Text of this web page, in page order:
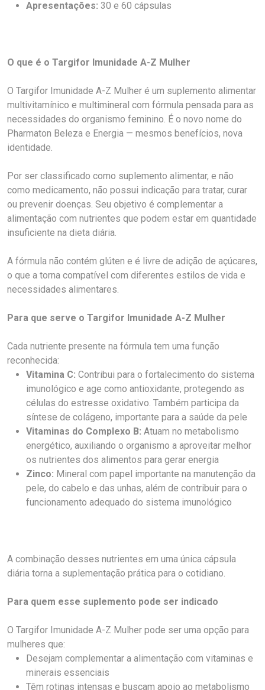
Apresentações: 30 e 60 cápsulas
O que é o Targifor Imunidade A-Z Mulher
O Targifor Imunidade A-Z Mulher é um suplemento alimentar
multivitamínico e multimineral com fórmula pensada para as
necessidades do organismo feminino. É o novo nome do
Pharmaton Beleza e Energia — mesmos benefícios, nova
identidade.
Por ser classificado como suplemento alimentar, e não
como medicamento, não possui indicação para tratar, curar
ou prevenir doenças. Seu objetivo é complementar a
alimentação com nutrientes que podem estar em quantidade
insuficiente na dieta diária.
A fórmula não contém glúten e é livre de adição de açúcares,
o que a torna compatível com diferentes estilos de vida e
necessidades alimentares.
Para que serve o Targifor Imunidade A-Z Mulher
Cada nutriente presente na fórmula tem uma função
reconhecida:
Vitamina C: Contribui para o fortalecimento do sistema
imunológico e age como antioxidante, protegendo as
células do estresse oxidativo. Também participa da
síntese de colágeno, importante para a saúde da pele
Vitaminas do Complexo B: Atuam no metabolismo
energético, auxiliando o organismo a aproveitar melhor
os nutrientes dos alimentos para gerar energia
Zinco: Mineral com papel importante na manutenção da
pele, do cabelo e das unhas, além de contribuir para o
funcionamento adequado do sistema imunológico
A combinação desses nutrientes em uma única cápsula
diária torna a suplementação prática para o cotidiano.
Para quem esse suplemento pode ser indicado
O Targifor Imunidade A-Z Mulher pode ser uma opção para
mulheres que:
Desejam complementar a alimentação com vitaminas e
minerais essenciais
Têm rotinas intensas e buscam apoio ao metabolismo